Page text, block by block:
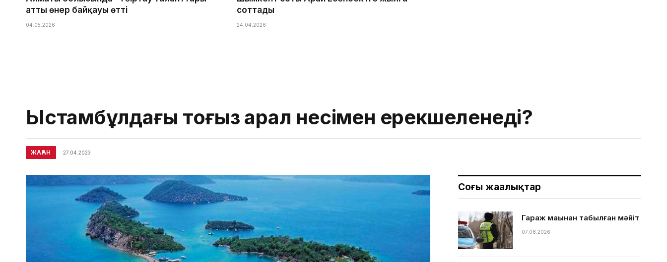
атты өнер байқауы өтті
04.05.2026
соттады
24.04.2026
Ыстамбұлдағы тоғыз арал несімен ерекшеленеді?
ЖАҺАН 27.04.2023
Соңғы жаңалықтар
Гараж маңынан табылған мәйіт
07.08.2026